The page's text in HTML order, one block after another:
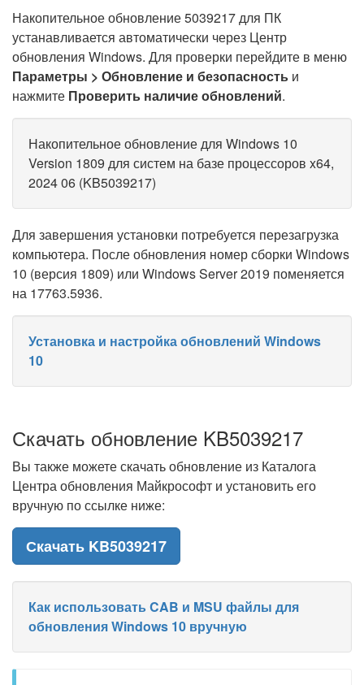
Накопительное обновление 5039217 для ПК
устанавливается автоматически через Центр
обновления Windows. Для проверки перейдите в меню
Параметры > Обновление и безопасность и
нажмите Проверить наличие обновлений.
Накопительное обновление для Windows 10
Version 1809 для систем на базе процессоров x64,
2024 06 (KB5039217)
Для завершения установки потребуется перезагрузка
компьютера. После обновления номер сборки Windows
10 (версия 1809) или Windows Server 2019 поменяется
на 17763.5936.
Установка и настройка обновлений Windows
10
Скачать обновление KB5039217
Вы также можете скачать обновление из Каталога
Центра обновления Майкрософт и установить его
вручную по ссылке ниже:
Скачать KB5039217
Как использовать CAB и MSU файлы для
обновления Windows 10 вручную